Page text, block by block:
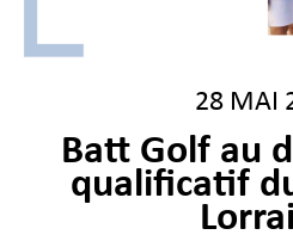
28 MAI
Batt Golf au
qualificatif